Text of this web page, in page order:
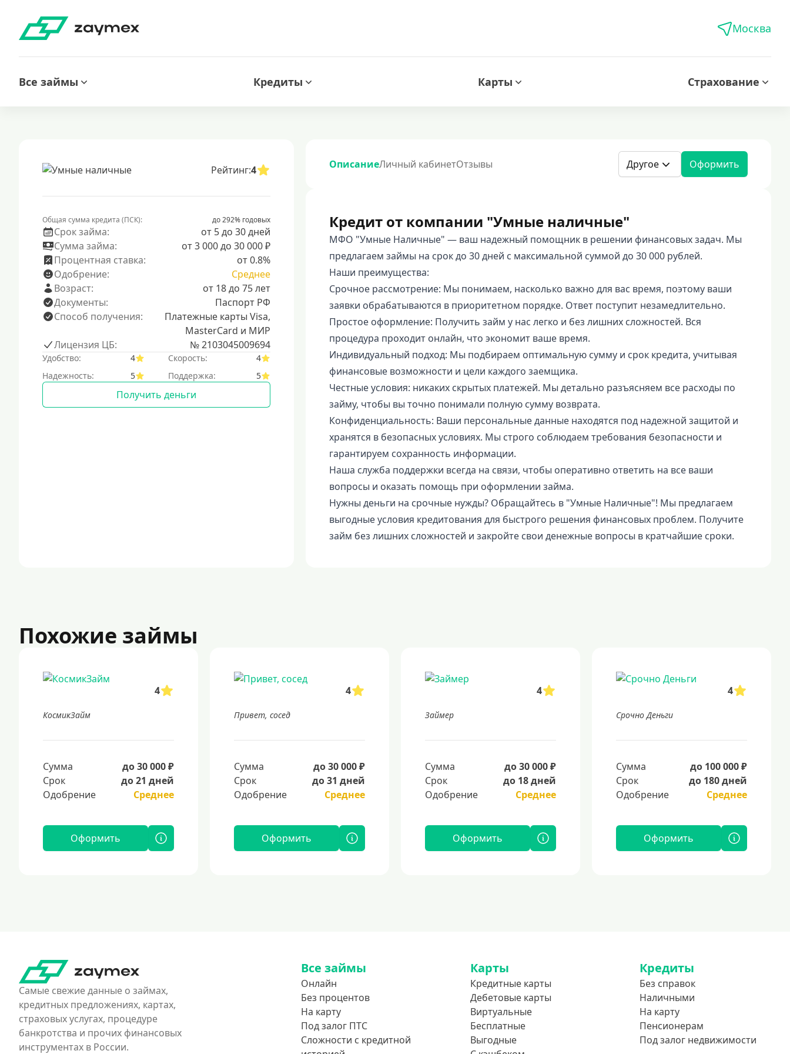
Москва
Все займы Кредиты Карты Страхование
Рейтинг:4
Общая сумма кредита (ПСК): до 292% годовых
Срок займа:
от 5 до 30 дней
Сумма займа:
от 3 000 до 30 000 ₽
Процентная ставка:
от 0.8%
Одобрение:
Среднее
Возраст:
от 18 до 75 лет
Документы:
Паспорт РФ
Способ получения:
Платежные карты Visa,
MasterCard и МИР
Лицензия ЦБ:
№ 2103045009694
Удобство: 4 Скорость:
4
Надежность:
5 Поддержка: 5
Получить деньги
ОписаниеЛичный кабинетОтзывы Другое Оформить
Кредит от компании "Умные наличные"
МФО "Умные Наличные" — ваш надежный помощник в решении финансовых задач. Мы
предлагаем займы на срок до 30 дней с максимальной суммой до 30 000 рублей.
Наши преимущества:
Срочное рассмотрение: Мы понимаем, насколько важно для вас время, поэтому ваши
заявки обрабатываются в приоритетном порядке. Ответ поступит незамедлительно.
Простое оформление: Получить займ у нас легко и без лишних сложностей. Вся
процедура проходит онлайн, что экономит ваше время.
Индивидуальный подход: Мы подбираем оптимальную сумму и срок кредита, учитывая
финансовые возможности и цели каждого заемщика.
Честные условия: никаких скрытых платежей. Мы детально разъясняем все расходы по
займу, чтобы вы точно понимали полную сумму возврата.
Конфиденциальность: Ваши персональные данные находятся под надежной защитой и
хранятся в безопасных условиях. Мы строго соблюдаем требования безопасности и
гарантируем сохранность информации.
Наша служба поддержки всегда на связи, чтобы оперативно ответить на все ваши
вопросы и оказать помощь при оформлении займа.
Нужны деньги на срочные нужды? Обращайтесь в "Умные Наличные"! Мы предлагаем
выгодные условия кредитования для быстрого решения финансовых проблем. Получите
займ без лишних сложностей и закройте свои денежные вопросы в кратчайшие сроки.
Похожие займы
4
КосмикЗайм
Сумма
до 30 000 ₽
Срок
до 21 дней
Одобрение
Среднее
Оформить
4
Привет, сосед
Сумма
до 30 000 ₽
Срок
до 31 дней
Одобрение
Среднее
Оформить
4
Займер
Сумма
до 30 000 ₽
Срок
до 18 дней
Одобрение
Среднее
Оформить
4
Срочно Деньги
Сумма
до 100 000 ₽
Срок
до 180 дней
Одобрение
Среднее
Оформить
Самые свежие данные о займах,
кредитных предложениях, картах,
страховых услугах, процедуре
банкротства и прочих финансовых
инструментах в России.
Все займы
Онлайн
Без процентов
На карту
Под залог ПТС
Сложности с кредитной
Карты
Кредитные карты
Дебетовые карты
Виртуальные
Бесплатные
Выгодные
Кредиты
Без справок
Наличными
На карту
Пенсионерам
Под залог недвижимости